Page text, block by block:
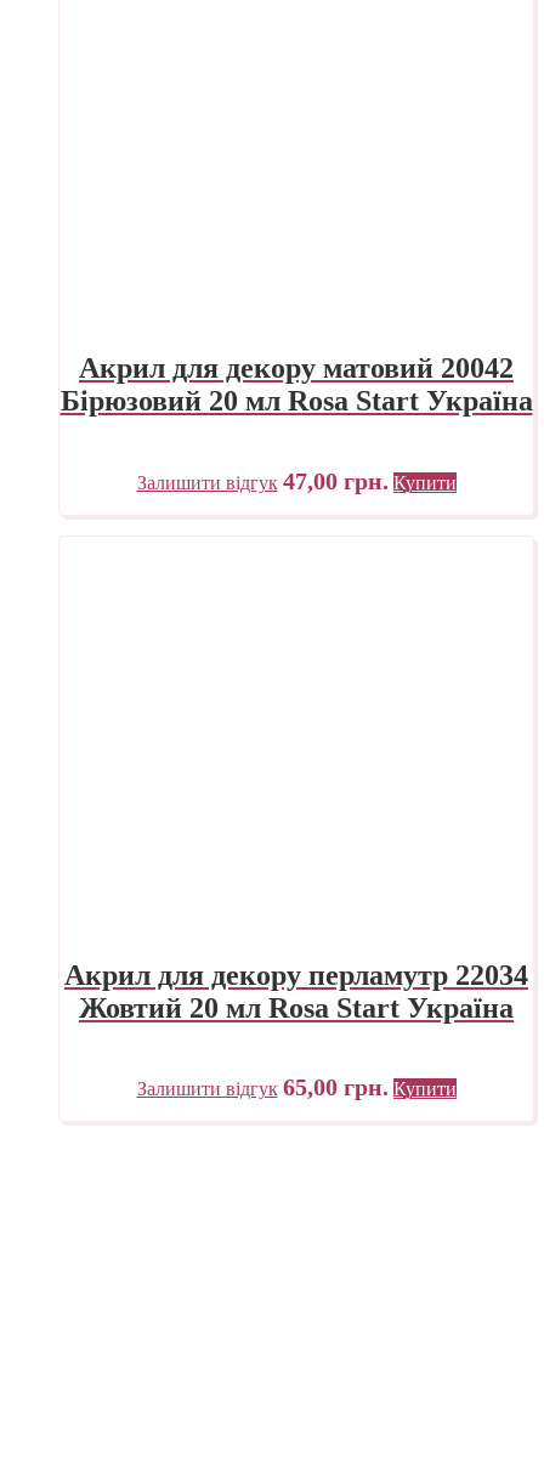
Акрил для декору матовий 20042
Бірюзовий 20 мл Rosa Start Україна
Залишити відгук 47,00 грн. Купити
Акрил для декору перламутр 22034
Жовтий 20 мл Rosa Start Україна
Залишити відгук 65,00 грн. Купити